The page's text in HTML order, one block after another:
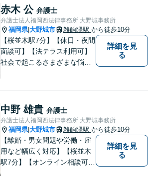
赤木 公 弁護士
弁護士法人福岡西法律事務所 大野城事務所
福岡県|大野城市 雑餉隈駅 から徒歩10分
【桜並木駅7分】【休日・夜間
面談可】【法テラス利用可】
社会で起こるさまざまな悩み
す。 困りごとやご相談があり
ましたら、どうぞお気軽にお
声がけください。
詳細を見
る
中野 雄貴 弁護士
弁護士法人福岡西法律事務所 大野城事務所
福岡県|大野城市 雑餉隈駅 から徒歩10分
【離婚・男女問題や労働・雇
用など幅広く対応】【桜並木
駅7分】【オンライン相談可
詳細を見
る